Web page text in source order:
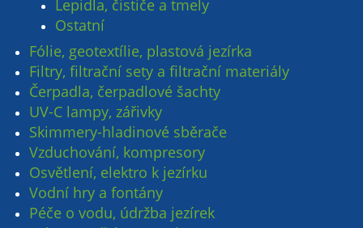
Lepidla, čističe a tmely
Ostatní
Fólie, geotextílie, plastová jezírka
Filtry, filtrační sety a filtrační materiály
Čerpadla, čerpadlové šachty
UV-C lampy, zářivky
Skimmery-hladinové sběrače
Vzduchování, kompresory
Osvětlení, elektro k jezírku
Vodní hry a fontány
Péče o vodu, údržba jezírek